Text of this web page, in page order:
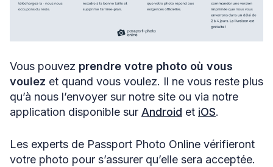
Vous pouvez prendre votre photo où vous
voulez et quand vous voulez. Il ne vous reste plus
qu’à nous l’envoyer sur notre site ou via notre
application disponible sur Android et iOS.
Les experts de Passport Photo Online vérifieront
votre photo pour s’assurer qu’elle sera acceptée.